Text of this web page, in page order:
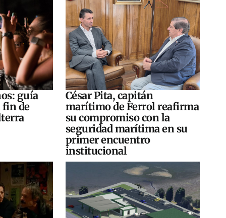
guía
fin de
César Pita, capitán
marítimo de Ferrol reafirma
su compromiso con la
seguridad marítima en su
primer encuentro
institucional